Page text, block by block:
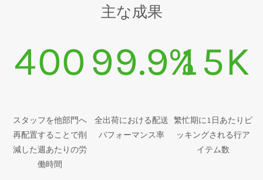
主な成果
400
スタッフを他部門へ
再配置することで削
減した週あたりの労
働時間
99.9%
全出荷における配送
パフォーマンス率
15K
繁忙期に1日あたりピ
ッキングされる行ア
イテム数